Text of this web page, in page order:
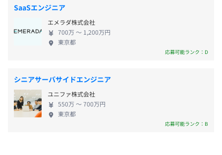
Docker、Terraform、AWS CloudFormation、Amazon
BigQuery、Elasticsearch
裁量に委ねる）
休憩時間：休憩60分 ※昼食時間は業務の都合により各々
の自主性に任せています
平均残業時間：平均11.3時間/月（全社）
・完全週休2日制（土日、祝日）
・年次有給休暇（入社時3日、3カ月後7日、1年後11日付
与）
・リフレッシュ休暇（有給休暇の他に、毎年5日付与）
SaaSエンジニア
エメラダ株式会社
700万 〜 1,200万円
東京都
応募可能ランク：D
シニアサーバサイドエンジニア
ユニファ株式会社
550万 〜 700万円
東京都
応募可能ランク：B